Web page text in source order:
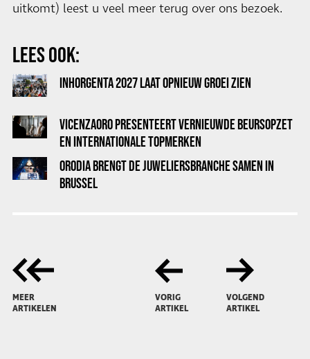
uitkomt) leest u veel meer terug over ons bezoek.
LEES OOK:
INHORGENTA 2027 LAAT OPNIEUW GROEI ZIEN
VICENZAORO PRESENTEERT VERNIEUWDE BEURSOPZET
EN INTERNATIONALE TOPMERKEN
ORODIA BRENGT DE JUWELIERSBRANCHE SAMEN IN
BRUSSEL
MEER
ARTIKELEN
VORIG
ARTIKEL
VOLGEND
ARTIKEL